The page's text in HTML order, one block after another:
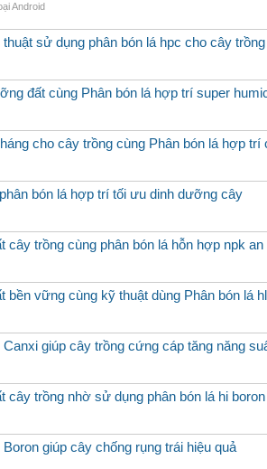
Android
sử dụng phân bón lá hpc cho cây trồng
đất cùng Phân bón lá hợp trí super
cho cây trồng cùng Phân bón lá hợp trí
bón lá hợp trí tối ưu dinh dưỡng cây
cây trồng cùng phân bón lá hỗn hợp npk an
bền vững cùng kỹ thuật dùng Phân bón lá
Canxi giúp cây trồng cứng cáp tăng năng
cây trồng nhờ sử dụng phân bón lá hi
Boron giúp cây chống rụng trái hiệu quả